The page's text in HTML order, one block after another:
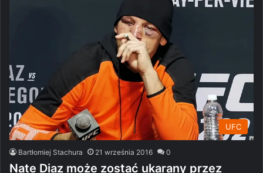
UFC
Bartłomiej Stachura 21 września 2016 0
Nate Diaz może zostać ukarany przez